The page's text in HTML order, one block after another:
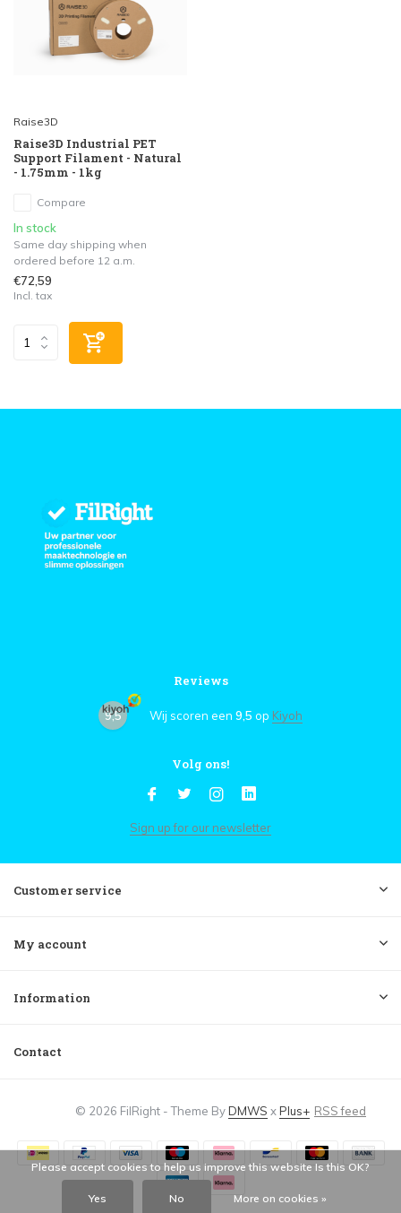
Raise3D
Raise3D Industrial PET
Support Filament - Natural
- 1.75mm - 1kg
Compare
In stock
Same day shipping when
ordered before 12 a.m.
€72,59
Incl. tax
Reviews
9,5 Wij scoren een 9,5 op Kiyoh
Volg ons!
Sign up for our newsletter
Customer service
My account
Information
Contact
© 2026 FilRight - Theme ByDMWS xPlus+ RSS feed
Please accept cookies to help us improve this website Is this OK?
Yes No More on cookies »